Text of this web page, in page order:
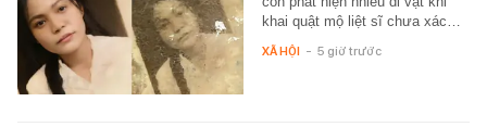
khai quật mộ liệt sĩ chưa xác…
XÃ HỘI - 5 giờ trước